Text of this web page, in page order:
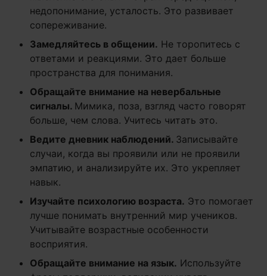
недопонимание, усталость. Это развивает
сопереживание.
Замедляйтесь в общении. Не торопитесь с
ответами и реакциями. Это дает больше
пространства для понимания.
Обращайте внимание на невербальные
сигналы. Мимика, поза, взгляд часто говорят
больше, чем слова. Учитесь читать это.
Ведите дневник наблюдений. Записывайте
случаи, когда вы проявили или не проявили
эмпатию, и анализируйте их. Это укрепляет
навык.
Изучайте психологию возраста. Это помогает
лучше понимать внутренний мир учеников.
Учитывайте возрастные особенности
восприятия.
Обращайте внимание на язык. Используйте